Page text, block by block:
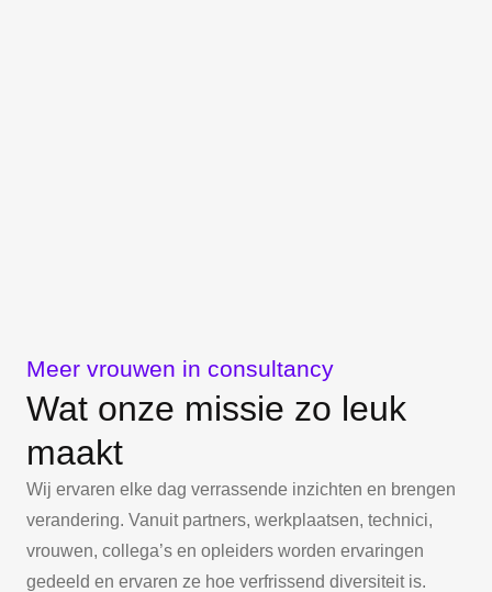
Meer vrouwen in consultancy
Wat onze missie zo leuk
maakt
Wij ervaren elke dag verrassende inzichten en brengen
verandering. Vanuit partners, werkplaatsen, technici,
vrouwen, collega’s en opleiders worden ervaringen
gedeeld en ervaren ze hoe verfrissend diversiteit is.